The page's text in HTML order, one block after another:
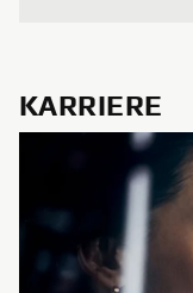
KARRIERE